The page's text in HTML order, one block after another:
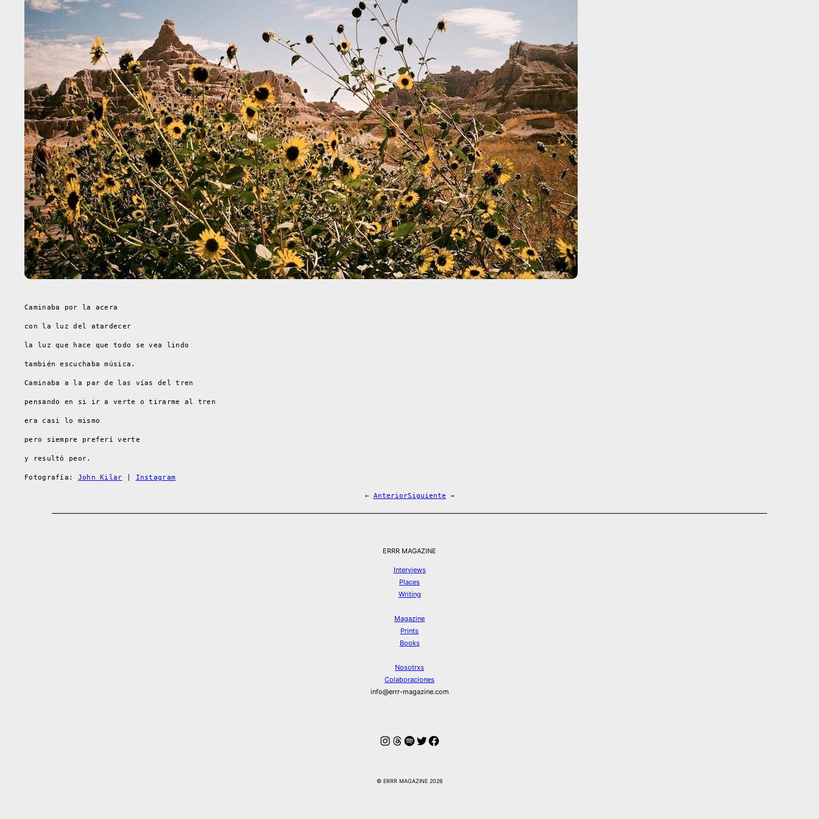
Caminaba por la acera
con la luz del atardecer
la luz que hace que todo se vea lindo
también escuchaba música.
Caminaba a la par de las vías del tren
pensando en si ir a verte o tirarme al tren
era casi lo mismo
pero siempre preferí verte
y resultó peor.
Fotografía: John Kilar Instagram
← AnteriorSiguiente →
ERRR MAGAZINE
Interviews
Places
Writing
Magazine
Prints
Books
Nosotrxs
Colaboraciones
info@errr-magazine.com
Instagram
Hilos
Spotify
Twitter
Facebook
© ERRR MAGAZINE 2026